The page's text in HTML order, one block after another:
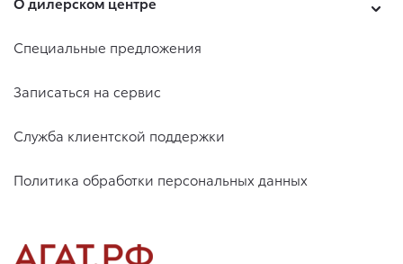
Специальные предложения
Записаться на сервис
Служба клиентской поддержки
Политика обработки персональных данных